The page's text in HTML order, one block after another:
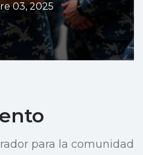
03, 2025
para la comunidad